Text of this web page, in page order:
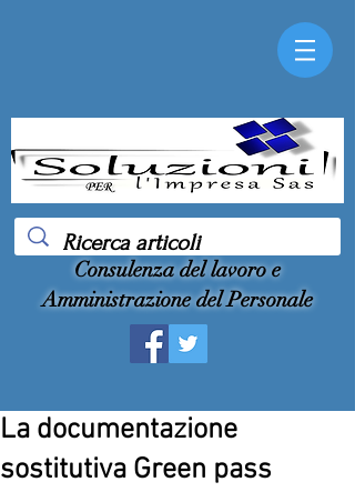
Consulenza del lavoro e
Amministrazione del Personale
La documentazione
sostitutiva Green pass